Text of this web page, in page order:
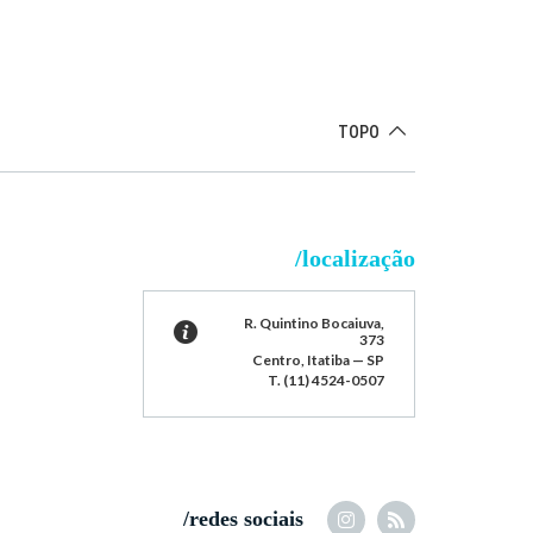
TOPO
/localização
R. Quintino Bocaiuva,
373
Centro, Itatiba — SP
T. (11) 4524-0507
/redes sociais